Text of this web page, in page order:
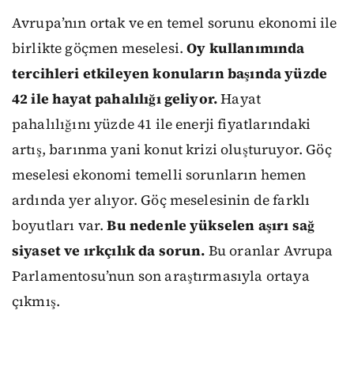
Avrupa’nın ortak ve en temel sorunu ekonomi ile
birlikte göçmen meselesi.Oy kullanımında
tercihleri etkileyen konuların başında yüzde
42 ile hayat pahalılığı geliyor.Hayat
pahalılığını yüzde 41 ile enerji fiyatlarındaki
artış, barınma yani konut krizi oluşturuyor. Göç
meselesi ekonomi temelli sorunların hemen
ardında yer alıyor. Göç meselesinin de farklı
boyutları var.Bu nedenle yükselen aşırı sağ
siyaset ve ırkçılık da sorun. Bu oranlar Avrupa
Parlamentosu’nun son araştırmasıyla ortaya
çıkmış.